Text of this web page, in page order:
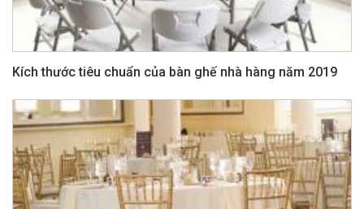
Kích thước tiêu chuẩn của bàn ghế nhà hàng năm 2019